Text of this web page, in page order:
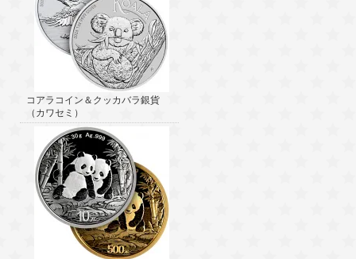
コアラコイン＆クッカバラ銀貨
（カワセミ）